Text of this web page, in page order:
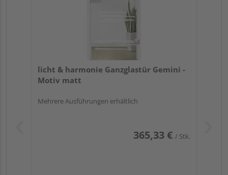
licht & harmonie Ganzglastür Gemini -
Motiv matt
Mehrere Ausführungen erhältlich
365,33 € / Stk.